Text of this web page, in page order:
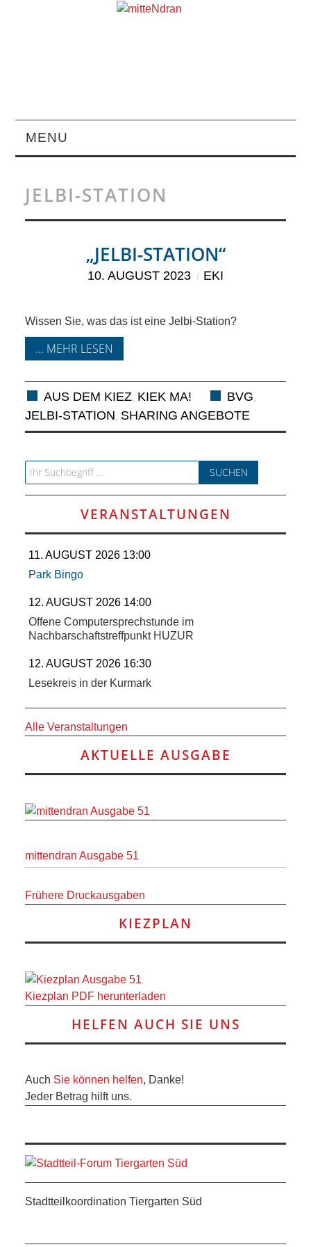
MENU
RUBRIKEN
KIEK MA! /
MEINUNG
AUS DEM
KIEZ
GEWERBE
UND
GASTRONOMIE
KINDER,
HERANWACHSENDE,
SCHULE
KUNST
KULTUR
IN
EIGENER
MITEINANDER
ÖFFENTLICHER
RAUM UND
VERKEHR
BAUEN
UND
WOHNEN
UND
FREIZEIT
JELBI-STATION
„JELBI-STATION“
10. AUGUST 2023 EKI
Wissen Sie, was das ist eine Jelbi-Station?
... MEHR LESEN
AUS DEM KIEZ, KIEK MA! BVG,
JELBI-STATION, SHARING ANGEBOTE
Search for:
VERANSTALTUNGEN
11. AUGUST 2026 13:00
Park Bingo
12. AUGUST 2026 14:00
Offene Computersprechstunde im
Nachbarschaftstreffpunkt HUZUR
12. AUGUST 2026 16:30
Lesekreis in der Kurmark
Alle Veranstaltungen
AKTUELLE AUSGABE
mittendran Ausgabe 51
Frühere Druckausgaben
KIEZPLAN
Kiezplan PDF herunterladen
HELFEN AUCH SIE UNS
Auch Sie können helfen, Danke!
Jeder Betrag hilft uns.
Stadtteilkoordination Tiergarten Süd